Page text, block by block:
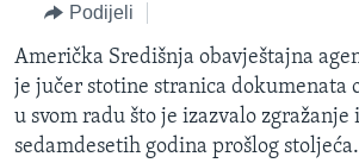
pretragu
SJEDINJENE AMERIČKE DRŽAVE
BOSNA I HERCEGOVINA
SVIJET
NAUKA I TEHNOLOGIJA
SPECIJALNI PROJEKTI
KORUPCIJA
SLOBODA MEDIJA
Podijeli
Američka Središnja obavještajna
je jučer stotine stranica dokumenata
u svom radu što je izazvalo
sedamdesetih godina prošlog